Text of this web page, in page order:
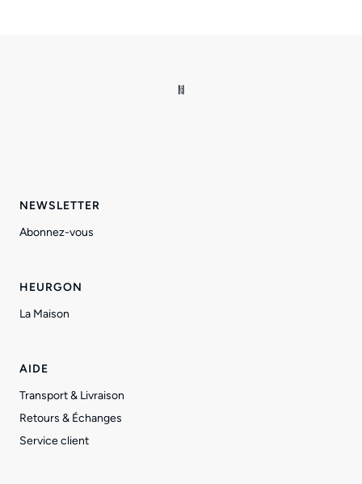
NEWSLETTER
Abonnez-vous
HEURGON
La Maison
AIDE
Transport & Livraison
Retours & Échanges
Service client